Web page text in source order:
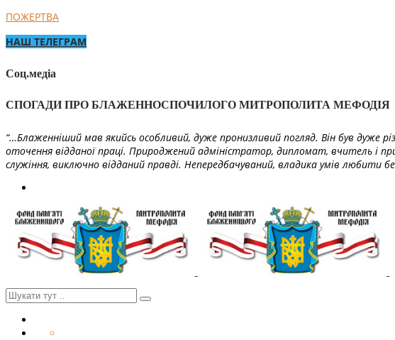
ПОЖЕРТВА
НАШ ТЕЛЕГРАМ
Соц.медіа
СПОГАДИ ПРО БЛАЖЕННОСПОЧИЛОГО МИТРОПОЛИТА МЕФОДІЯ
“…Блаженніший мав якийсь особливий, дуже пронизливий погляд. Він був дуже
оточення відданої праці. Природжений адміністратор, дипломат, вчитель і
служіння, виключно відданий правді. Непередбачуваний, владика умів любити